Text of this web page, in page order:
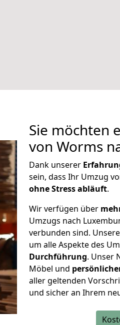
Sie möchten
von Worms
Dank unserer
sein, dass Ihr Umzug
ohne Stress abläuft.
Wir verfügen über
Umzugs nach
verbunden sind.
um alle Aspekte des
Durchführung. Unser
Möbel und
aller geltenden
und sicher an Ihrem